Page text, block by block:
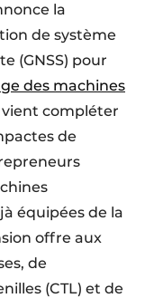
la
de système
(GNSS) pour
des machines
vient compléter
de
équipées de la
offre aux
de
(CTL) et de